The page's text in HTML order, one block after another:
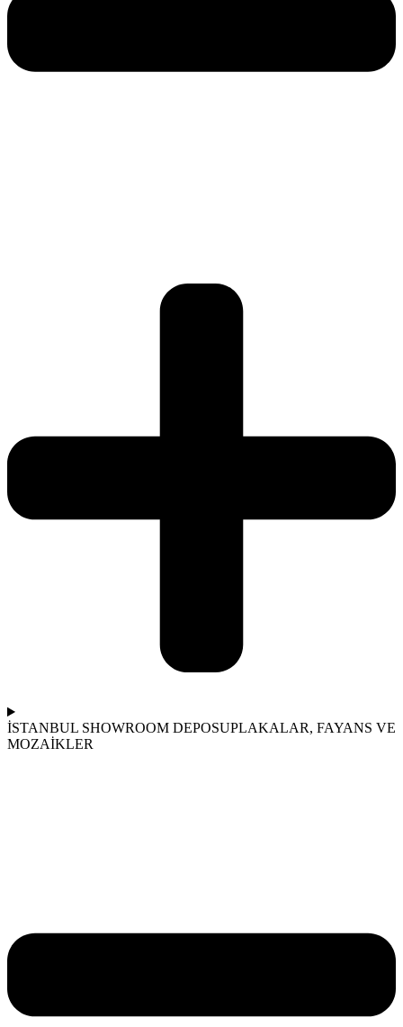
İSTANBUL SHOWROOM DEPOSUPLAKALAR, FAYANS VE
MOZAİKLER